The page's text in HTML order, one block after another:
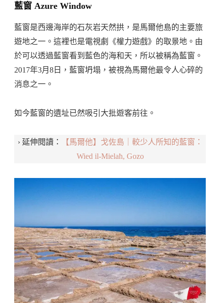
藍窗 Azure Window
藍窗是西邊海岸的石灰岩天然拱，是馬爾他島的主要旅
遊地之一。這裡也是電視劇《權力遊戲》的取景地。由
於可以透過藍窗看到藍色的海和天，所以被稱為藍窗。
2017年3月8日，藍窗坍塌，被視為馬爾他最令人心碎的
消息之一。
如今藍窗的遺址已然吸引大批遊客前往。
› 延伸閱讀：
【馬爾他】戈佐島｜較少人所知的藍窗：
Wied il-Mielaħ, Gozo